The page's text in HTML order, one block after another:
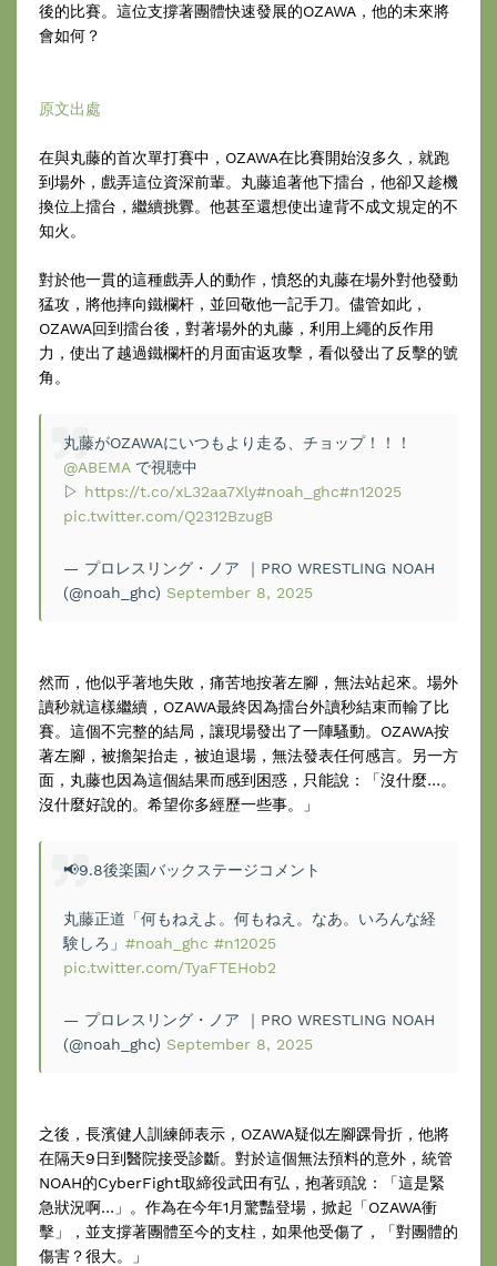
後的比賽。這位支撐著團體快速發展的OZAWA，他的未來將
會如何？
原文出處
在與丸藤的首次單打賽中，OZAWA在比賽開始沒多久，就跑
到場外，戲弄這位資深前輩。丸藤追著他下擂台，他卻又趁機
換位上擂台，繼續挑釁。他甚至還想使出違背不成文規定的不
知火。
對於他一貫的這種戲弄人的動作，憤怒的丸藤在場外對他發動
猛攻，將他摔向鐵欄杆，並回敬他一記手刀。儘管如此，
OZAWA回到擂台後，對著場外的丸藤，利用上繩的反作用
力，使出了越過鐵欄杆的月面宙返攻擊，看似發出了反擊的號
角。
丸藤がOZAWAにいつもより走る、チョップ！！！
@ABEMAで視聴中
▷ https://t.co/xL32aa7Xly#noah_ghc#n12025
pic.twitter.com/Q2312BzugB
— プロレスリング・ノア ｜PRO WRESTLING NOAH
(@noah_ghc) September 8, 2025
然而，他似乎著地失敗，痛苦地按著左腳，無法站起來。場外
讀秒就這樣繼續，OZAWA最終因為擂台外讀秒結束而輸了比
賽。這個不完整的結局，讓現場發出了一陣騷動。OZAWA按
著左腳，被擔架抬走，被迫退場，無法發表任何感言。另一方
面，丸藤也因為這個結果而感到困惑，只能說：「沒什麼…。
沒什麼好說的。希望你多經歷一些事。」
📢9.8後楽園バックステージコメント
丸藤正道「何もねえよ。何もねえ。なあ。いろんな経
験しろ」 #noah_ghc #n12025
pic.twitter.com/TyaFTEHob2
— プロレスリング・ノア ｜PRO WRESTLING NOAH
(@noah_ghc) September 8, 2025
之後，長濱健人訓練師表示，OZAWA疑似左腳踝骨折，他將
在隔天9日到醫院接受診斷。對於這個無法預料的意外，統管
NOAH的CyberFight取締役武田有弘，抱著頭說：「這是緊
急狀況啊…」。作為在今年1月驚豔登場，掀起「OZAWA衝
擊」，並支撐著團體至今的支柱，如果他受傷了，「對團體的
傷害？很大。」